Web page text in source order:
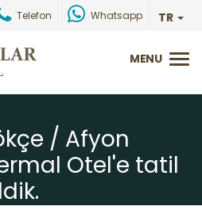
Telefon Whatsapp TR
/ Afyon
Otel'e tatil